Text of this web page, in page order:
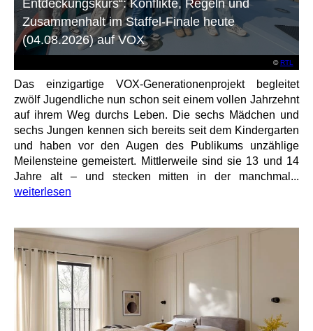
©RTL
Entdeckungskurs“: Konflikte, Regeln und
Zusammenhalt im Staffel-Finale heute
(04.08.2026) auf VOX
Das einzigartige VOX-Generationenprojekt begleitet
zwölf Jugendliche nun schon seit einem vollen Jahrzehnt
auf ihrem Weg durchs Leben. Die sechs Mädchen und
sechs Jungen kennen sich bereits seit dem Kindergarten
und haben vor den Augen des Publikums unzählige
Meilensteine gemeistert. Mittlerweile sind sie 13 und 14
Jahre alt – und stecken mitten in der manchmal...
weiterlesen